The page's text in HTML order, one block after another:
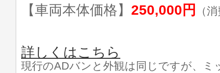
【車両本体価格】 250,000円 （
詳しくはこちら
現行のADバンと外観は同じですが、ミ